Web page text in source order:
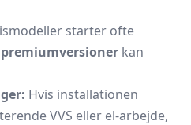
starter ofte
premiumversioner kan
Hvis installationen
VVS eller el-arbejde,